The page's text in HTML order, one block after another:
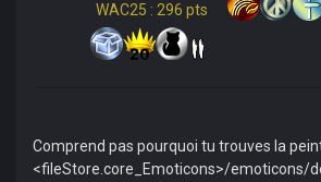
WAC25 : 296 pts
Comprend pas pourquoi tu trouves la
<fileStore.core_Emoticons>/emoticons/